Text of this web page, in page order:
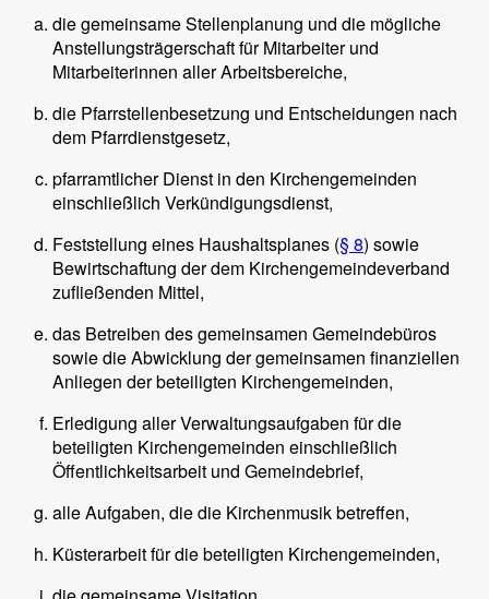
die gemeinsame Stellenplanung und die mögliche
Anstellungsträgerschaft für Mitarbeiter und
Mitarbeiterinnen aller Arbeitsbereiche,
die Pfarrstellenbesetzung und Entscheidungen nach
dem Pfarrdienstgesetz,
pfarramtlicher Dienst in den Kirchengemeinden
einschließlich Verkündigungsdienst,
Feststellung eines Haushaltsplanes (§ 8) sowie
Bewirtschaftung der dem Kirchengemeindeverband
zufließenden Mittel,
das Betreiben des gemeinsamen Gemeindebüros
sowie die Abwicklung der gemeinsamen finanziellen
Anliegen der beteiligten Kirchengemeinden,
Erledigung aller Verwaltungsaufgaben für die
beteiligten Kirchengemeinden einschließlich
Öffentlichkeitsarbeit und Gemeindebrief,
alle Aufgaben, die die Kirchenmusik betreffen,
Küsterarbeit für die beteiligten Kirchengemeinden,